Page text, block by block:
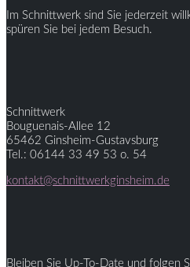
Im Schnittwerk sind Sie jederzeit
spüren Sie bei jedem Besuch.
Schnittwerk
Bouguenais-Allee 12
65462 Ginsheim-Gustavsburg
Tel.: 06144 33 49 53 o. 54
kontakt@schnittwerkginsheim.de
Bleiben Sie Up-To-Date und folgen